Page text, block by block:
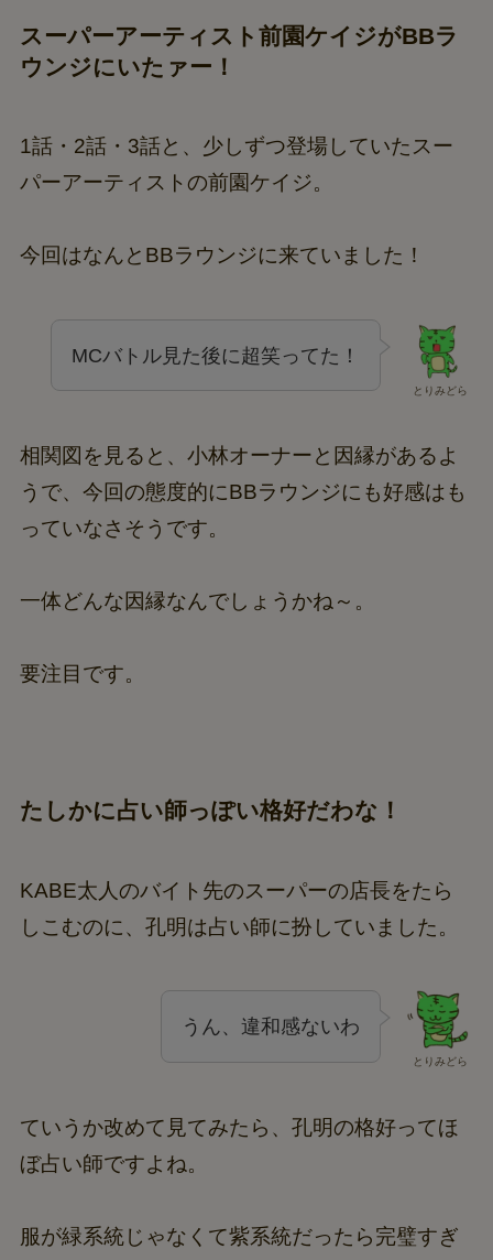
スーパーアーティスト前園ケイジがBBラ
ウンジにいたァー！
1話・2話・3話と、少しずつ登場していたスー
パーアーティストの前園ケイジ。
今回はなんとBBラウンジに来ていました！
とりみどら
MCバトル見た後に超笑ってた！
相関図を見ると、小林オーナーと因縁があるよ
うで、今回の態度的にBBラウンジにも好感はも
っていなさそうです。
一体どんな因縁なんでしょうかね～。
要注目です。
たしかに占い師っぽい格好だわな！
KABE太人のバイト先のスーパーの店長をたら
しこむのに、孔明は占い師に扮していました。
とりみどら
うん、違和感ないわ
ていうか改めて見てみたら、孔明の格好ってほ
ぼ占い師ですよね。
服が緑系統じゃなくて紫系統だったら完璧すぎ